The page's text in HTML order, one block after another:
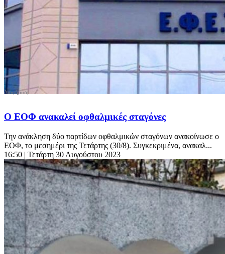
Ο ΕΟΦ ανακαλεί οφθαλμικές σταγόνες
Την ανάκληση δύο παρτίδων οφθαλμικών σταγόνων ανακοίνωσε ο
ΕΟΦ, το μεσημέρι της Τετάρτης (30/8). Συγκεκριμένα, ανακαλ...
16:50 | Τετάρτη 30 Αυγούστου 2023